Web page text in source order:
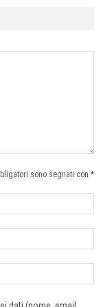
sono segnati con *